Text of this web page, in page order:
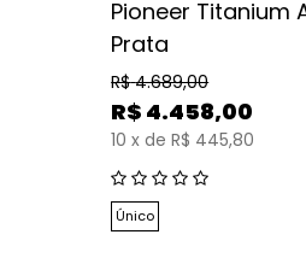
Pioneer Titanium
Prata
R$ 4.689,00
R$ 4.458,00
10 x de R$ 445,80
Único